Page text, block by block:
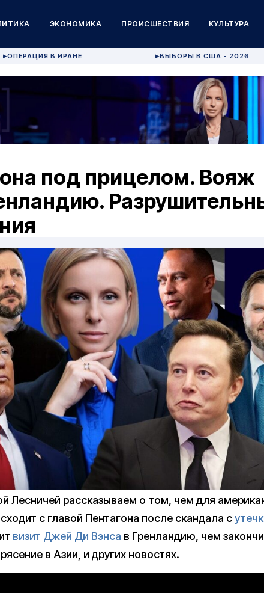
ЭКОНОМИКА ПРОИСШЕСТВИЯ КУЛЬТУРА
▶ОПЕРАЦИЯ В ИРАНЕ ▶ВЫБОРЫ В США - 2026
под прицелом. Вояж
Лесничей рассказываем о том, чем для
с главой Пентагона после скандала с
визит Джей Ди Вэнса в Гренландию, чем
в Азии, и других новостях.